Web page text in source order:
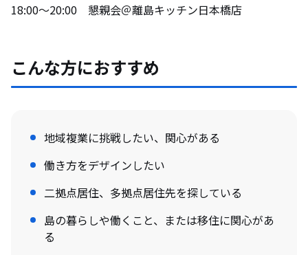
18:00〜20:00 懇親会＠離島キッチン日本橋店
こんな方におすすめ
地域複業に挑戦したい、関心がある
働き方をデザインしたい
二拠点居住、多拠点居住先を探している
島の暮らしや働くこと、または移住に関心があ
る